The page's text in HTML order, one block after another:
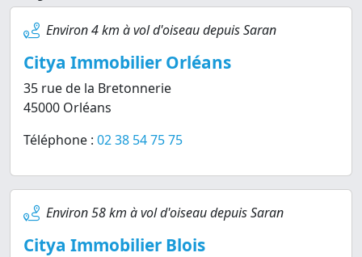
Environ 4 km à vol d'oiseau depuis Saran
Citya Immobilier Orléans
35 rue de la Bretonnerie
45000 Orléans
Téléphone : 02 38 54 75 75
Environ 58 km à vol d'oiseau depuis Saran
Citya Immobilier Blois